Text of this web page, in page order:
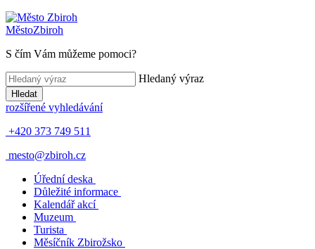
MěstoZbiroh
S čím Vám můžeme pomoci?
Hledaný výraz
Hledat
rozšířené vyhledávání
+420 373 749 511
mesto@zbiroh.cz
Úřední deska
Důležité informace
Kalendář akcí
Muzeum
Turista
Měsíčník Zbirožsko